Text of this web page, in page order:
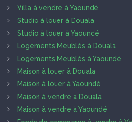
Villa à vendre à Yaoundé
Studio à louer à Douala
Studio à louer à Yaoundé
Logements Meublés à Douala
Logements Meublés à Yaoundé
Maison à louer à Douala
Maison à louer à Yaoundé
Maison à vendre à Douala
Maison à vendre à Yaoundé